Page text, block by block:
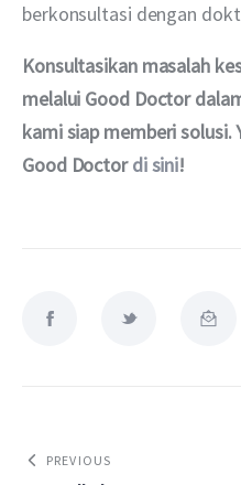
berkonsultasi dengan
Konsultasikan masalah
melalui Good Doctor
kami siap memberi solusi.
Good Doctor di sini!
PREVIOUS